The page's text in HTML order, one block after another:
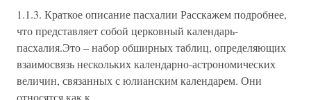
1.1.3. Краткое описание пасхалии Расскажем подробнее,
что представляет собой церковный календарь-
пасхалия.Это – набор обширных таблиц, определяющих
взаимосвязь нескольких календарно-астрономических
величин, связанных с юлианским календарем. Они
относятся как к